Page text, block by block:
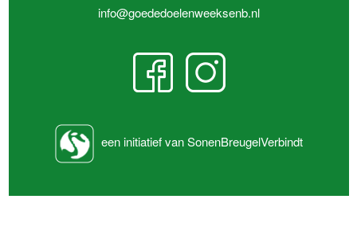
info@goededoelenweeksenb.nl
een initiatief van SonenBreugelVerbindt